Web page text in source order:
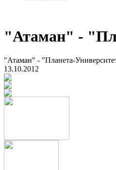
"Атаман" -
"Атаман" - "Планета-
13.10.2012